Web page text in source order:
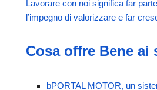
Lavorare con noi significa far
l’impegno di valorizzare e far
Cosa offre Bene ai
bPORTAL MOTOR, un